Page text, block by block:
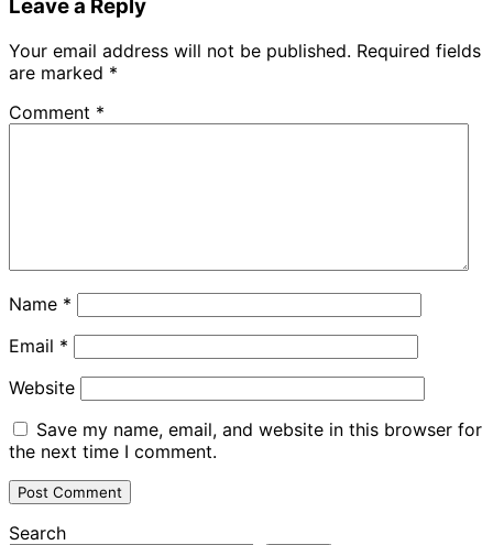
Leave a Reply
Your email address will not be published. Required fields
are marked *
Comment *
Name *
Email *
Website
Save my name, email, and website in this browser for
the next time I comment.
Search